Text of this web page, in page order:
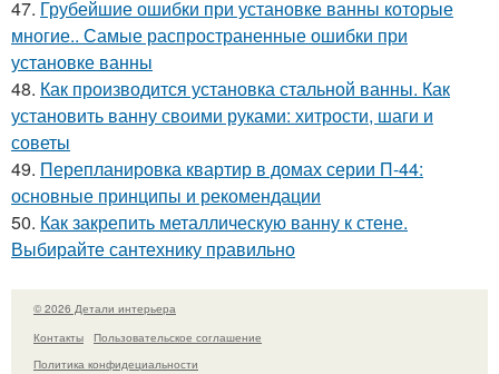
47. Грубейшие ошибки при установке ванны которые
многие.. Самые распространенные ошибки при
установке ванны
48. Как производится установка стальной ванны. Как
установить ванну своими руками: хитрости, шаги и
советы
49. Перепланировка квартир в домах серии П-44:
основные принципы и рекомендации
50. Как закрепить металлическую ванну к стене.
Выбирайте сантехнику правильно
© 2026 Детали интерьера
Контакты
Пользовательское соглашение
Политика конфидециальности